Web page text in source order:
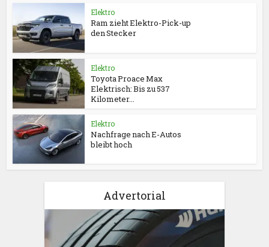
Elektro
Ram zieht Elektro-Pick-up
den Stecker
Elektro
Toyota Proace Max
Elektrisch: Bis zu 537
Kilometer...
Elektro
Nachfrage nach E-Autos
bleibt hoch
Advertorial